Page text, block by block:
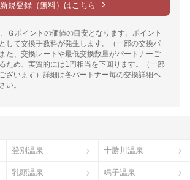
新規登録（無料）はこちら
Ｇポイントの価値の目安となります。ポイント
して交換手数料が発生します。（一部の交換パ
た、交換レートや最低交換数量がパートナーご
ため、実質的には1円相当を下回ります。（一部
ざいます）詳細は各パートナー毎の交換詳細ペ
い。
登別温泉 十勝川温泉
乳頭温泉 鳴子温泉